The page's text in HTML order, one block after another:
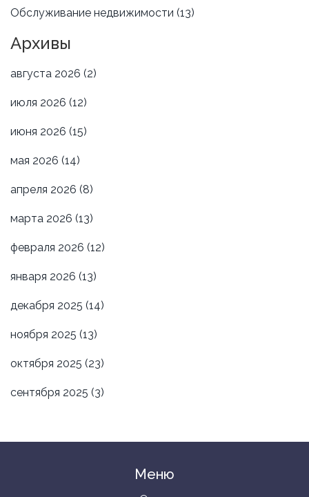
Обслуживание недвижимости (13)
Архивы
августа 2026 (2)
июля 2026 (12)
июня 2026 (15)
мая 2026 (14)
апреля 2026 (8)
марта 2026 (13)
февраля 2026 (12)
января 2026 (13)
декабря 2025 (14)
ноября 2025 (13)
октября 2025 (23)
сентября 2025 (3)
Меню